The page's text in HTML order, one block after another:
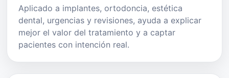
Aplicado a implantes, ortodoncia, estética
dental, urgencias y revisiones, ayuda a explicar
mejor el valor del tratamiento y a captar
pacientes con intención real.